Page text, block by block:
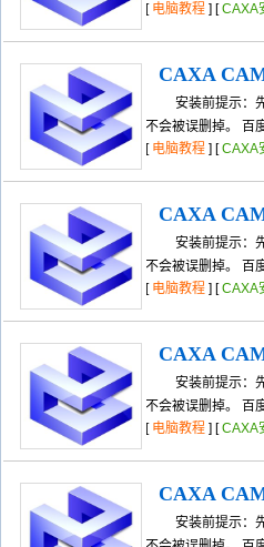
[ 电脑教程 ] [CAXA
CAXA
安装前提示：先
不会被误删掉。 百
[ 电脑教程 ] [CAXA
CAXA
安装前提示：先
不会被误删掉。 百
[ 电脑教程 ] [CAXA
CAXA
安装前提示：先
不会被误删掉。 百
[ 电脑教程 ] [CAXA
CAXA
安装前提示：先